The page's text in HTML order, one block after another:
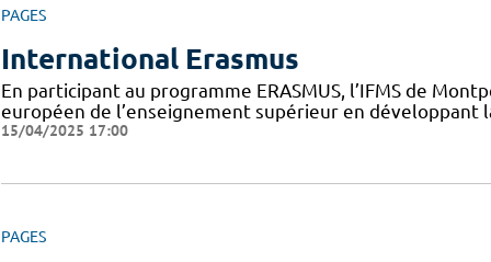
PAGES
International Erasmus
En participant au programme ERASMUS, l’IFMS de
européen de l’enseignement supérieur en
15/04/2025 17:00
PAGES